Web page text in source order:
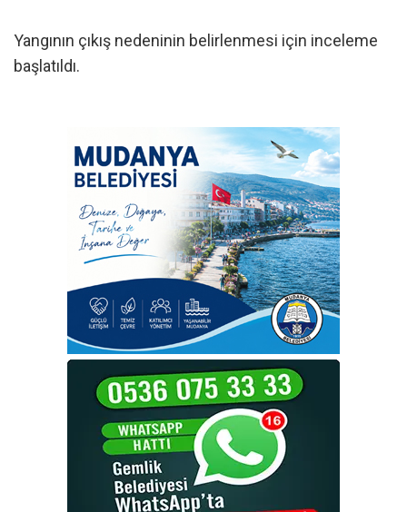
Yangının çıkış nedeninin belirlenmesi için inceleme
başlatıldı.